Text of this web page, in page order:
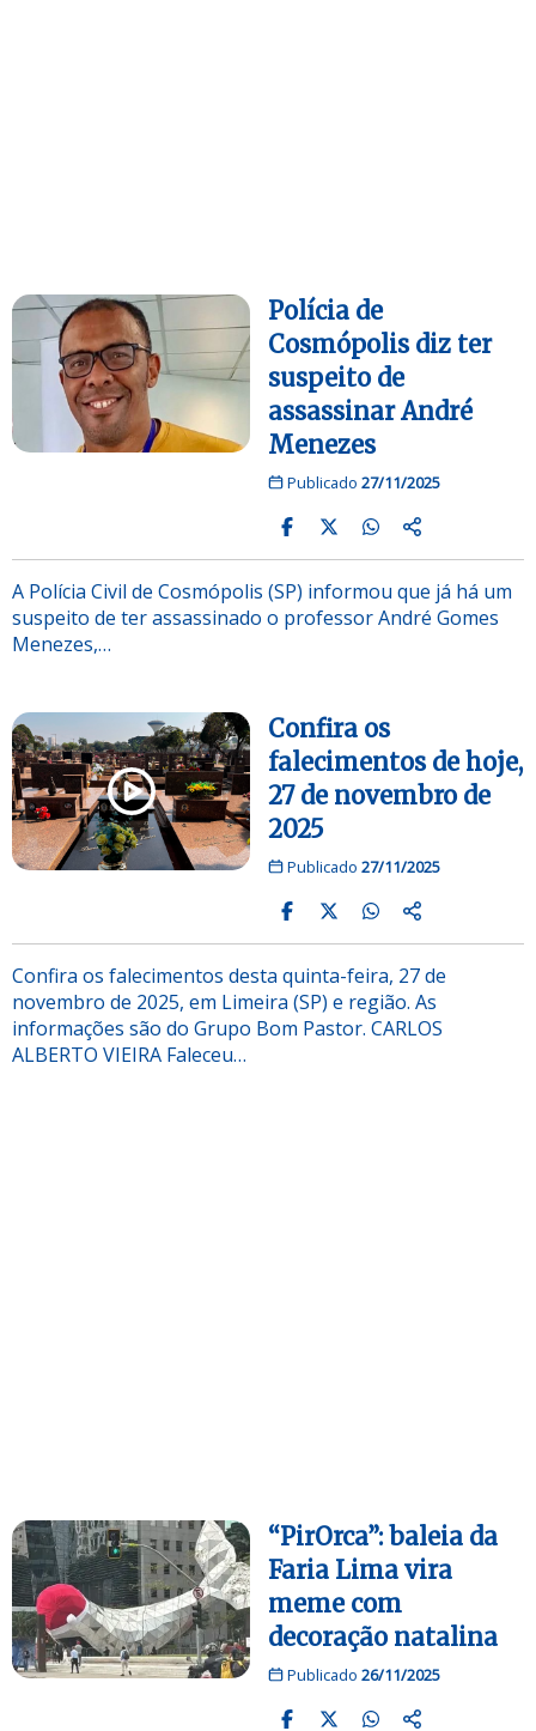
Polícia de
Cosmópolis diz ter
suspeito de
assassinar André
Menezes
Publicado 27/11/2025
A Polícia Civil de Cosmópolis (SP) informou que já há um
suspeito de ter assassinado o professor André Gomes
Menezes,…
Confira os
falecimentos de hoje,
27 de novembro de
2025
Publicado 27/11/2025
Confira os falecimentos desta quinta-feira, 27 de
novembro de 2025, em Limeira (SP) e região. As
informações são do Grupo Bom Pastor. CARLOS
ALBERTO VIEIRA Faleceu…
“PirOrca”: baleia da
Faria Lima vira
meme com
decoração natalina
Publicado 26/11/2025